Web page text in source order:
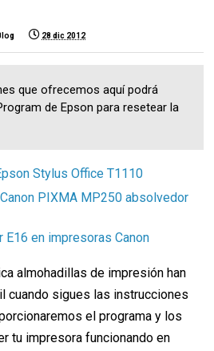
28 dic 2012
que ofrecemos aquí podrá
de Epson para resetear la
Stylus Office T1110
PIXMA MP250 absolvedor
E16 en impresoras Canon
almohadillas de impresión han
cuando sigues las instrucciones
el programa y los
tu impresora funcionando en